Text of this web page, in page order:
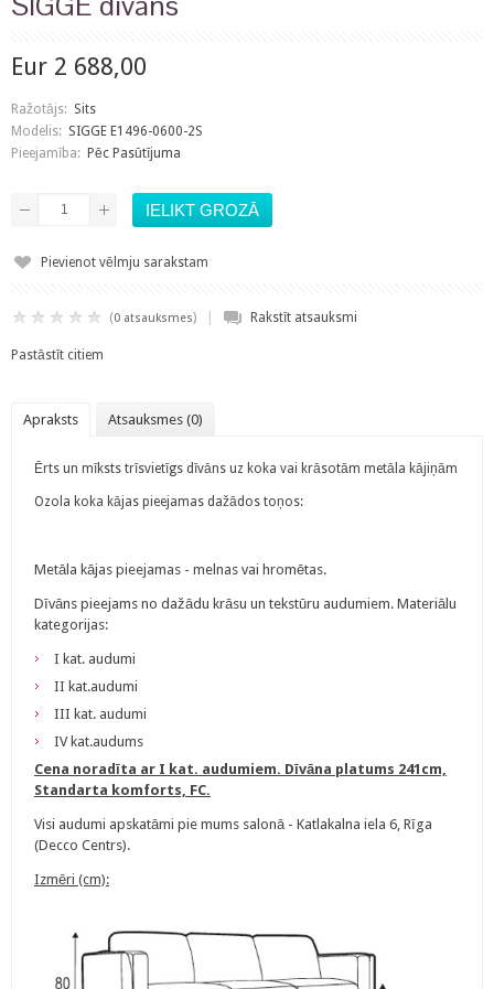
Eur 2 688,00
Ražotājs: Sits
Modelis: SIGGE E1496-0600-2S
Pieejamība: Pēc Pasūtījuma
Pievienot vēlmju sarakstam
(0 atsauksmes) Rakstīt atsauksmi
Pastāstīt citiem
Apraksts Atsauksmes (0)
Ērts un mīksts trīsvietīgs dīvāns uz koka vai krāsotām metāla kājiņām
Ozola koka kājas pieejamas dažādos toņos:
Metāla kājas pieejamas - melnas vai hromētas.
Dīvāns pieejams no dažādu krāsu un tekstūru audumiem. Materiālu
kategorijas:
I kat. audumi
II kat.audumi
III kat. audumi
IV kat.audums
Cena noradīta ar I kat. audumiem. Dīvāna platums 241cm,
Standarta komforts, FC.
Visi audumi apskatāmi pie mums salonā - Katlakalna iela 6, Rīga
(Decco Centrs).
Izmēri (cm):